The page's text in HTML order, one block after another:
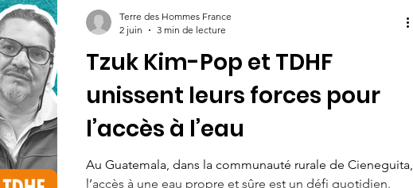
Les Amis de TDHF
des enfants Voyage solidaire 1% for the Planet
COP28 Fédération Internationale TDH
Tzuk Kim-Pop et TDHF
unissent leurs forces pour
l’accès à l’eau
Au Guatemala, dans la communauté rurale de Cieneguita,
l’accès à une eau propre et sûre est un défi quotidien.
Terre des Hommes France
2 juin
3 min de lecture